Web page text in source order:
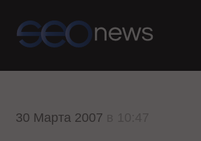
30 Марта 2007